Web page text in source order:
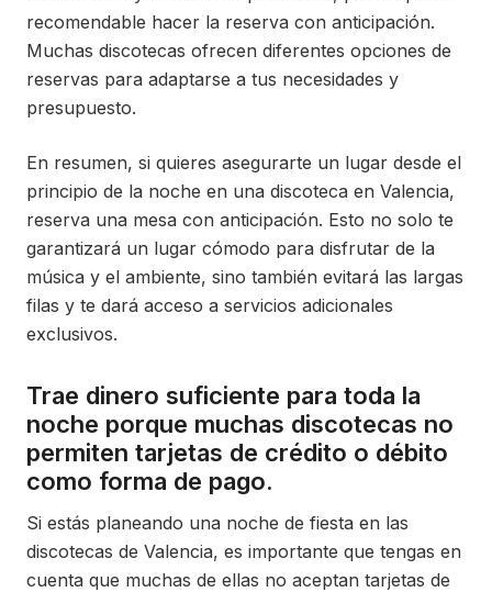
recomendable hacer la reserva con anticipación.
Muchas discotecas ofrecen diferentes opciones de
reservas para adaptarse a tus necesidades y
presupuesto.
En resumen, si quieres asegurarte un lugar desde el
principio de la noche en una discoteca en Valencia,
reserva una mesa con anticipación. Esto no solo te
garantizará un lugar cómodo para disfrutar de la
música y el ambiente, sino también evitará las largas
filas y te dará acceso a servicios adicionales
exclusivos.
Trae dinero suficiente para toda la
noche porque muchas discotecas no
permiten tarjetas de crédito o débito
como forma de pago.
Si estás planeando una noche de fiesta en las
discotecas de Valencia, es importante que tengas en
cuenta que muchas de ellas no aceptan tarjetas de